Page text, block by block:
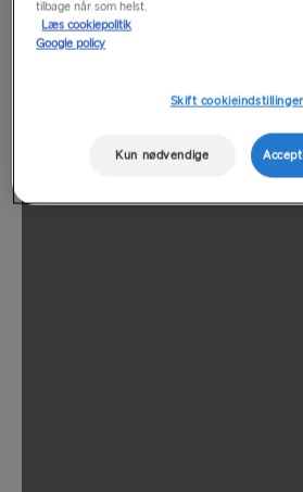
tilbage når som helst.
Læs cookiepolitik
Google policy
Skift cookieindstillinger
Kun nødvendige